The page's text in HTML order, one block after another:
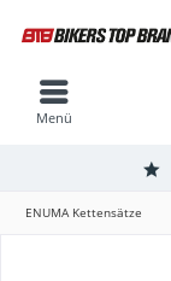
Menü
ENUMA Kettensätze